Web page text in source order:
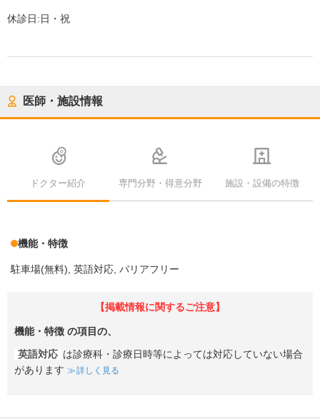
休診日:日・祝
医師・施設情報
ドクター紹介 専門分野・得意分野 施設・設備の特徴
機能・特徴
駐車場(無料) 英語対応 バリアフリー
【掲載情報に関するご注意】
機能・特徴 の項目の、
英語対応 は診療科・診療日時等によっては対応していない場合
があります
詳しく見る